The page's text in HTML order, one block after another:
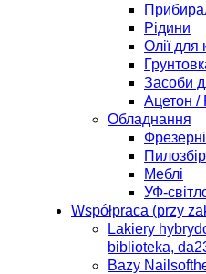
Рідини
Олії для
Засоби
Ацетон /
Обладнання
Меблі
УФ-
Współpraca (przy
Lakiery
biblioteka,
Bazy